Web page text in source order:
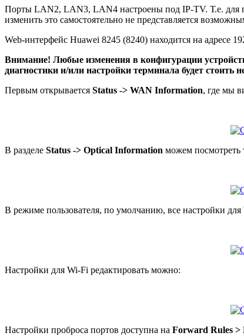
Порты LAN2, LAN3, LAN4 настроены под IP-TV. Т.е. для
изменить это самостоятельно не представляется
Web-интерфейс Huawei 8245 (8240) находится на адресе
Внимание! Любые изменения в конфигурации
диагностики и/или настройки терминала будет стоить
Первым открывается Status -> WAN Information, где мы
В разделе Status -> Optical Information можем посмотреть
В режиме пользователя, по умолчанию, все настройки
Настройки для Wi-Fi редактировать можно:
Настройки проброса портов доступна на Forward Rules